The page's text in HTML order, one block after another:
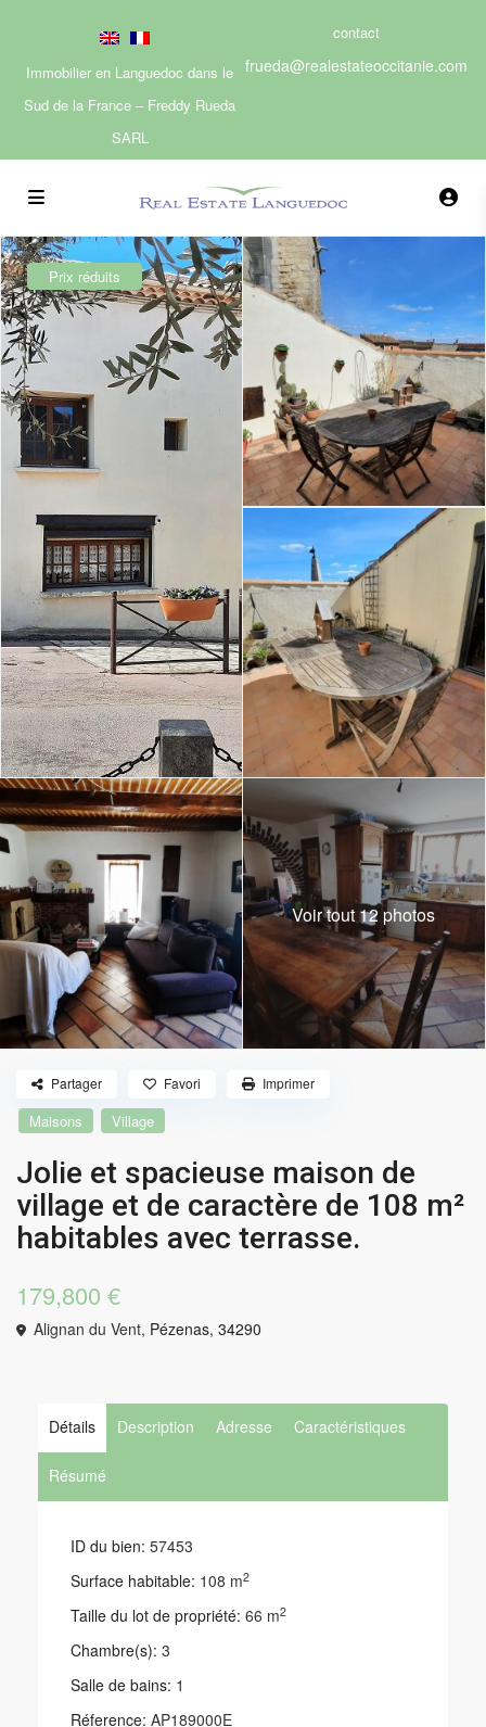
Immobilier en Languedoc dans le
Sud de la France – Freddy Rueda
SARL
contact
frueda@realestateoccitanie.com
Prix réduits
Voir tout 12 photos
Maisons Village
Jolie et spacieuse maison de
village et de caractère de 108 m²
habitables avec terrasse.
179,800 €
Alignan du Vent, Pézenas,34290
Partager Favori Imprimer
Détails Description Adresse Caractéristiques
Résumé
ID du bien: 57453
Surface habitable: 108 m2
Taille du lot de propriété: 66 m2
Chambre(s): 3
Salle de bains: 1
Réference: AP189000E